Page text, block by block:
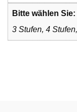
Bitte wählen Sie:
3 Stufen, 4